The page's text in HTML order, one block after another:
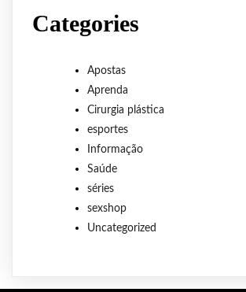
Categories
Apostas
Aprenda
Cirurgia plástica
esportes
Informação
Saúde
séries
sexshop
Uncategorized